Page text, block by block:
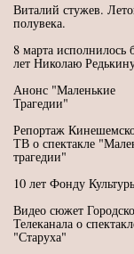
Виталий стужев.
полувека.
8 марта исполнилось
лет Николаю
Анонс "Маленькие
Трагедии"
Репортаж
ТВ о спектакле
трагедии"
10 лет Фонду
Видео сюжет
Телеканала о
"Старуха"